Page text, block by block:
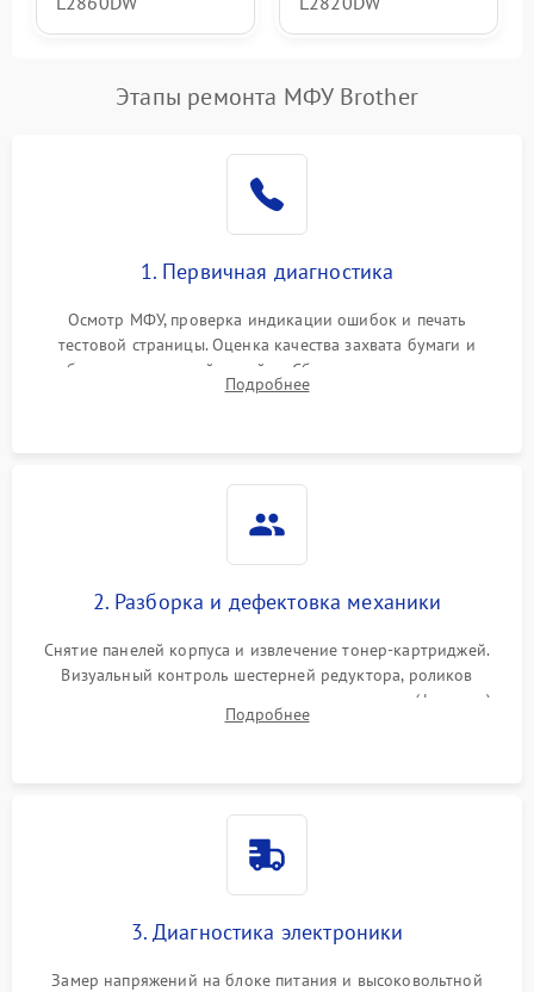
Этапы ремонта МФУ Brother
1. Первичная диагностика
Осмотр МФУ, проверка индикации ошибок и печать
тестовой страницы. Оценка качества захвата бумаги и
работы сканирующей линейки. Сбор данных о замятиях,
дефектах изображения или посторонних шумах при работе.
Подробнее
2. Разборка и дефектовка механики
Снятие панелей корпуса и извлечение тонер-картриджей.
Визуальный контроль шестерней редуктора, роликов
захвата, термопленки и прижимного вала в печи (фьюзере).
Проверка оптики сканера на загрязнения.
Подробнее
3. Диагностика электроники
Замер напряжений на блоке питания и высоковольтной